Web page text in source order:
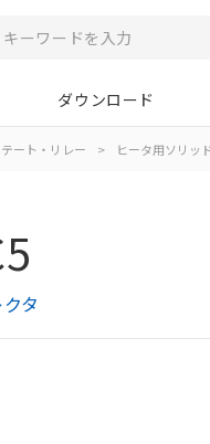
ダウンロード
ート・リレー > ヒータ用ソリッ
タ